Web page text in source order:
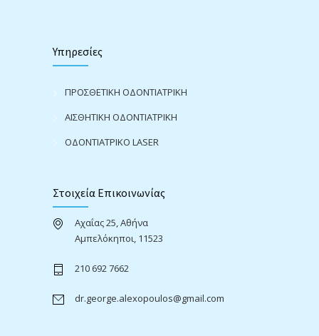
Υπηρεσίες
ΠΡΟΣΘΕΤΙΚΗ ΟΔΟΝΤΙΑΤΡΙΚΗ
ΑΙΣΘΗΤΙΚΗ ΟΔΟΝΤΙΑΤΡΙΚΗ
ΟΔΟΝΤΙΑΤΡΙΚΟ LASER
Στοιχεία Επικοινωνίας
Αχαΐας 25, Αθήνα
Αμπελόκηποι, 11523
210 692 7662
dr.george.alexopoulos@gmail.com